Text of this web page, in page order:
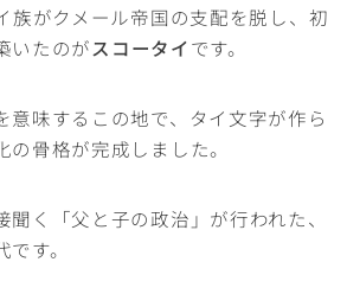
族がクメール帝国の支配を脱し、初
いたのがスコータイです。
意味するこの地で、タイ文字が作ら
骨格が完成しました。
く「父と子の政治」が行われた、
す。